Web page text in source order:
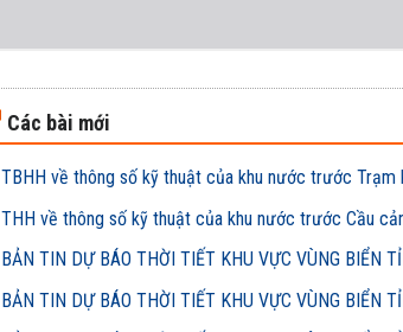
Các bài mới
TBHH về thông số kỹ thuật của khu nước trước Trạm
THH về thông số kỹ thuật của khu nước trước Cầu
BẢN TIN DỰ BÁO THỜI TIẾT KHU VỰC VÙNG
BẢN TIN DỰ BÁO THỜI TIẾT KHU VỰC VÙNG